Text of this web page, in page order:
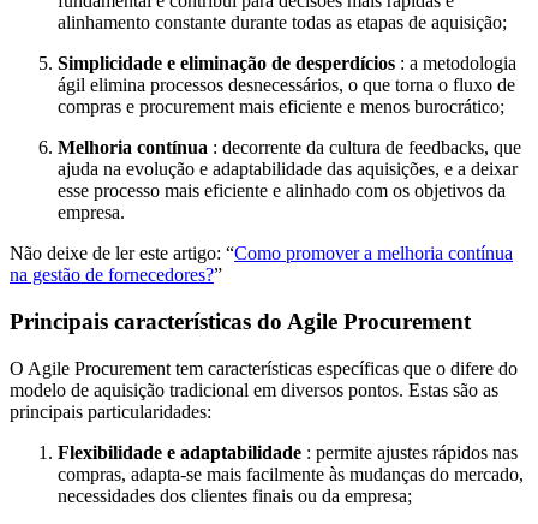
alinhamento constante durante todas as etapas de aquisição;
Simplicidade e eliminação de desperdícios : a metodologia
ágil elimina processos desnecessários, o que torna o fluxo de
compras e procurement mais eficiente e menos burocrático;
Melhoria contínua : decorrente da cultura de feedbacks, que
ajuda na evolução e adaptabilidade das aquisições, e a deixar
esse processo mais eficiente e alinhado com os objetivos da
empresa.
Não deixe de ler este artigo: “Como promover a melhoria contínua
na gestão de fornecedores?”
Principais características do Agile Procurement
O Agile Procurement tem características específicas que o difere do
modelo de aquisição tradicional em diversos pontos. Estas são as
principais particularidades:
Flexibilidade e adaptabilidade : permite ajustes rápidos nas
compras, adapta-se mais facilmente às mudanças do mercado,
necessidades dos clientes finais ou da empresa;